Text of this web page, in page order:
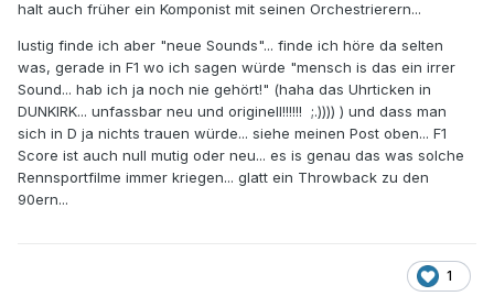
halt auch früher ein Komponist mit seinen Orchestrierern...
lustig finde ich aber "neue Sounds"... finde ich höre da selten
was, gerade in F1 wo ich sagen würde "mensch is das ein irrer
Sound... hab ich ja noch nie gehört!" (haha das Uhrticken in
DUNKIRK... unfassbar neu und originell!!!!!! ;.)))) ) und dass man
sich in D ja nichts trauen würde... siehe meinen Post oben... F1
Score ist auch null mutig oder neu... es is genau das was solche
Rennsportfilme immer kriegen... glatt ein Throwback zu den
90ern...
1